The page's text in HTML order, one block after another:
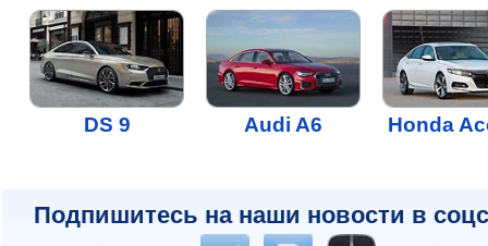
DS 9 Audi A6 Honda
Подпишитесь на наши новости в